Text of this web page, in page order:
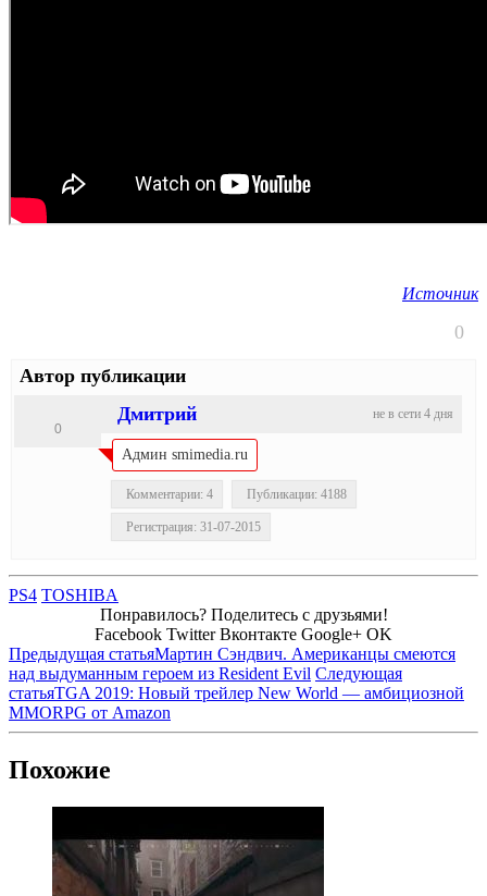
Источник
0
Автор публикации
не в сети 4 дня
Дмитрий
0
Админ smimedia.ru
Комментарии: 4 Публикации: 4188
Регистрация: 31-07-2015
PS4 TOSHIBA
Понравилось? Поделитесь с друзьями!
Facebook Twitter Вконтакте Google+ OK
Предыдущая статьяМартин Сэндвич. Американцы смеются
над выдуманным героем из Resident Evil Следующая
статьяTGA 2019: Новый трейлер New World — амбициозной
MMORPG от Amazon
Похожие